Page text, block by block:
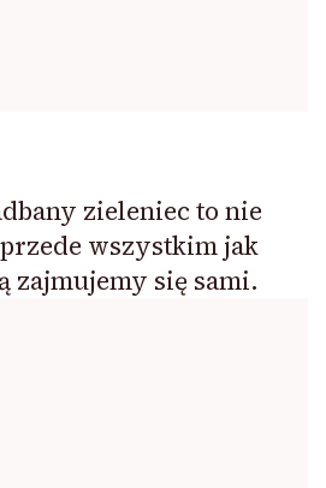
zieleniec to nie
wszystkim jak
zajmujemy się sami.